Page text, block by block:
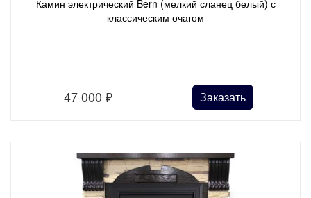
Камин электрический Bern (мелкий сланец белый) с
классическим очагом
47 000₽ Заказать